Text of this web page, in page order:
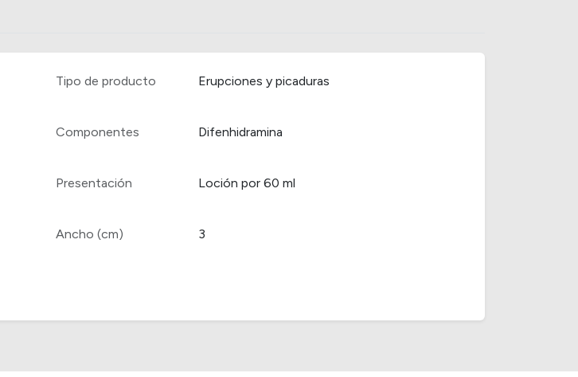
Tipo de producto Erupciones y picaduras
Componentes Difenhidramina
Presentación Loción por 60 ml
Ancho (cm) 3